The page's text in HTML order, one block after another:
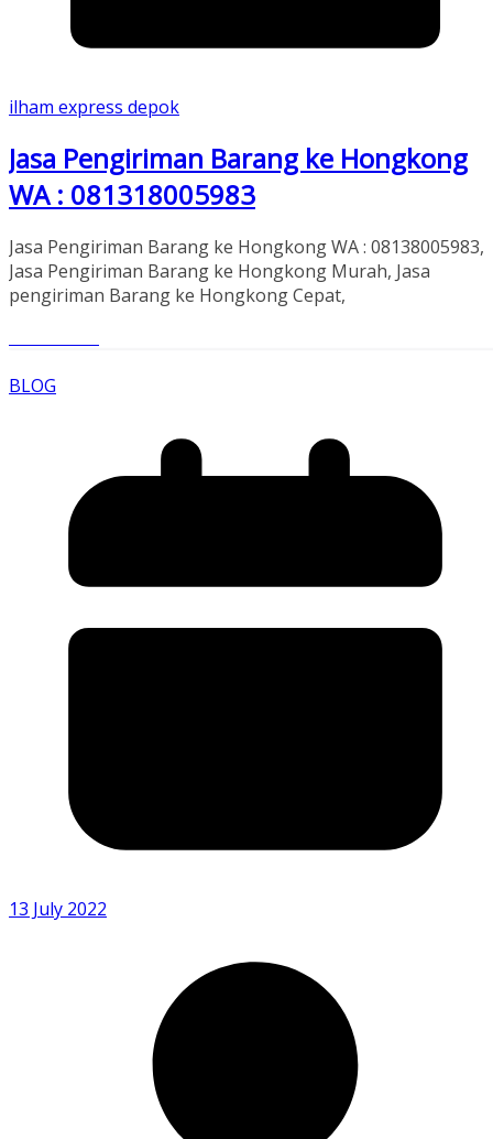
ilham express depok
Jasa Pengiriman Barang ke Hongkong
WA : 081318005983
Jasa Pengiriman Barang ke Hongkong WA : 08138005983,
Jasa Pengiriman Barang ke Hongkong Murah, Jasa
pengiriman Barang ke Hongkong Cepat,
BLOG
13 July 2022